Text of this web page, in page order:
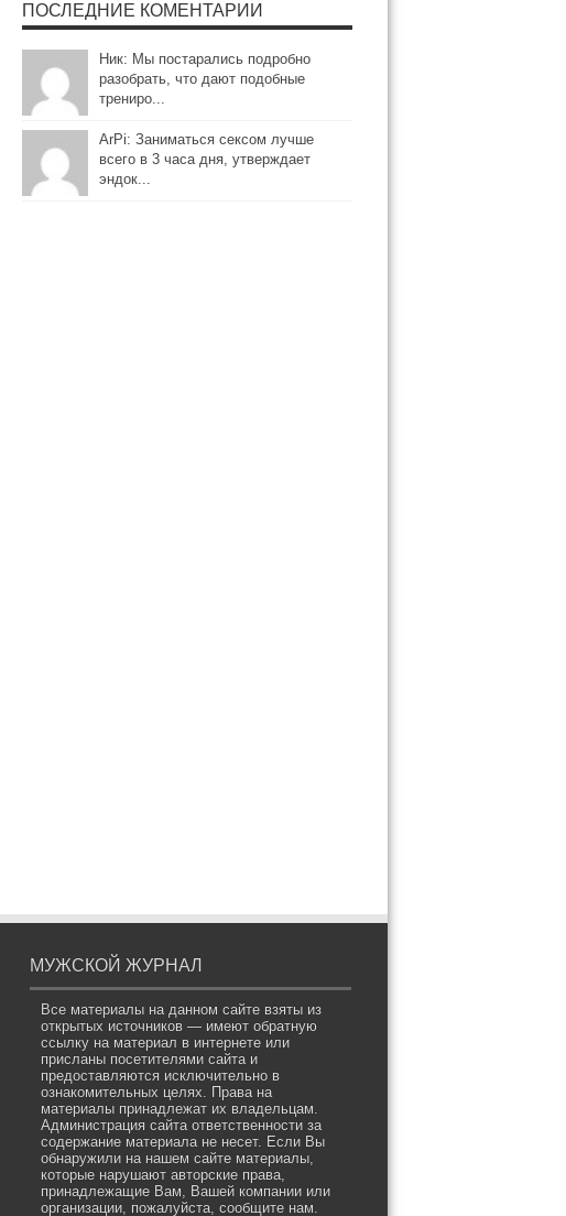
ПОСЛЕДНИЕ КОМЕНТАРИИ
Ник: Мы постарались подробно
разобрать, что дают подобные
трениро...
ArPi: Заниматься сексом лучше
всего в 3 часа дня, утверждает
эндок...
МУЖСКОЙ ЖУРНАЛ
Все материалы на данном сайте взяты из
открытых источников — имеют обратную
ссылку на материал в интернете или
присланы посетителями сайта и
предоставляются исключительно в
ознакомительных целях. Права на
материалы принадлежат их владельцам.
Администрация сайта ответственности за
содержание материала не несет. Если Вы
обнаружили на нашем сайте материалы,
которые нарушают авторские права,
принадлежащие Вам, Вашей компании или
организации, пожалуйста, сообщите нам.